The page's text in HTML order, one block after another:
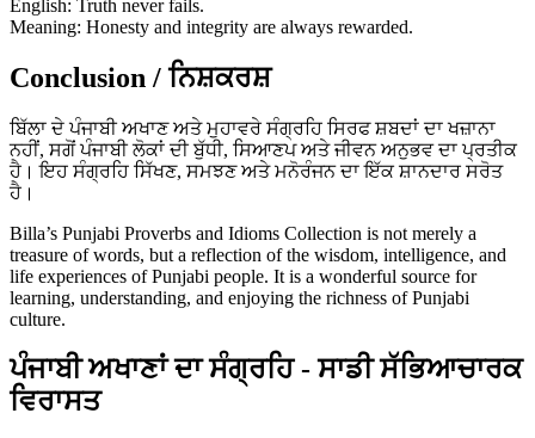
English: Truth never fails.
Meaning: Honesty and integrity are always rewarded.
Conclusion / ਨਿਸ਼ਕਰਸ਼
ਬਿੱਲਾ ਦੇ ਪੰਜਾਬੀ ਅਖਾਣ ਅਤੇ ਮੁਹਾਵਰੇ ਸੰਗ੍ਰਹਿ ਸਿਰਫ ਸ਼ਬਦਾਂ ਦਾ ਖਜ਼ਾਨਾ
ਨਹੀਂ, ਸਗੋਂ ਪੰਜਾਬੀ ਲੋਕਾਂ ਦੀ ਬੁੱਧੀ, ਸਿਆਣਪ ਅਤੇ ਜੀਵਨ ਅਨੁਭਵ ਦਾ ਪ੍ਰਤੀਕ
ਹੈ। ਇਹ ਸੰਗ੍ਰਹਿ ਸਿੱਖਣ, ਸਮਝਣ ਅਤੇ ਮਨੋਰੰਜਨ ਦਾ ਇੱਕ ਸ਼ਾਨਦਾਰ ਸਰੋਤ
ਹੈ।
Billa’s Punjabi Proverbs and Idioms Collection is not merely a
treasure of words, but a reflection of the wisdom, intelligence, and
life experiences of Punjabi people. It is a wonderful source for
learning, understanding, and enjoying the richness of Punjabi
culture.
ਪੰਜਾਬੀ ਅਖਾਣਾਂ ਦਾ ਸੰਗ੍ਰਹਿ - ਸਾਡੀ ਸੱਭਿਆਚਾਰਕ
ਵਿਰਾਸਤ